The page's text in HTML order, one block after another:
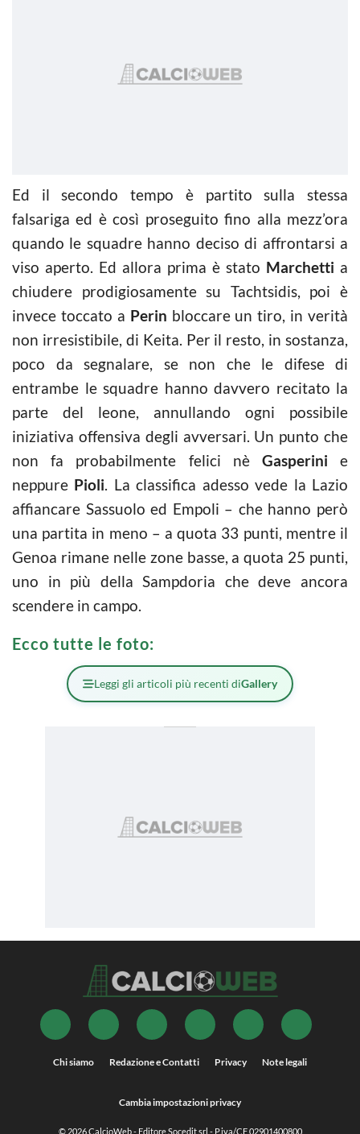
Ed il secondo tempo è partito sulla stessa
falsariga ed è così proseguito fino alla mezz’ora
quando le squadre hanno deciso di affrontarsi a
viso aperto. Ed allora prima è stato Marchetti a
chiudere prodigiosamente su Tachtsidis, poi è
invece toccato a Perin bloccare un tiro, in verità
non irresistibile, di Keita. Per il resto, in sostanza,
poco da segnalare, se non che le difese di
entrambe le squadre hanno davvero recitato la
parte del leone, annullando ogni possibile
iniziativa offensiva degli avversari. Un punto che
non fa probabilmente felici nè Gasperini e
neppure Pioli. La classifica adesso vede la Lazio
affiancare Sassuolo ed Empoli – che hanno però
una partita in meno – a quota 33 punti, mentre il
Genoa rimane nelle zone basse, a quota 25 punti,
uno in più della Sampdoria che deve ancora
scendere in campo.
Ecco tutte le foto:
Leggi gli articoli più recenti diGallery
Chi siamo Redazione e Contatti Privacy Note legali
Cambia impostazioni privacy
© 2026CalcioWeb- Editore Socedit srl - P.iva/CF 02901400800